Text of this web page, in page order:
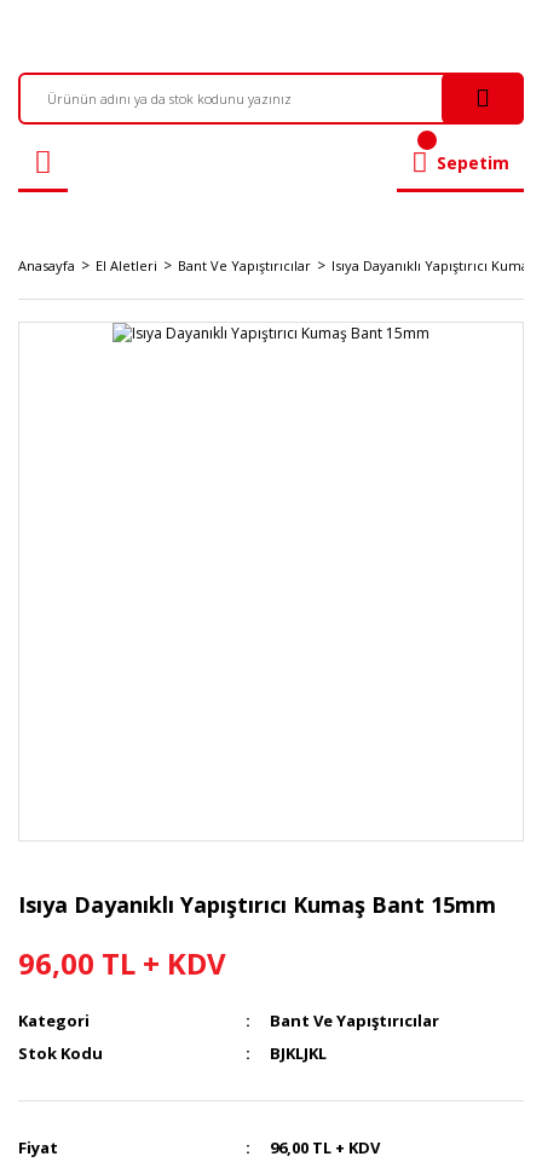
Sepetim
Anasayfa El Aletleri Bant Ve Yapıştırıcılar Isıya Dayanıklı Yapıştırıcı
Isıya Dayanıklı Yapıştırıcı Kumaş Bant 15mm
96,00 TL + KDV
Kategori
Bant Ve Yapıştırıcılar
Stok Kodu
BJKLJKL
Fiyat
96,00 TL + KDV